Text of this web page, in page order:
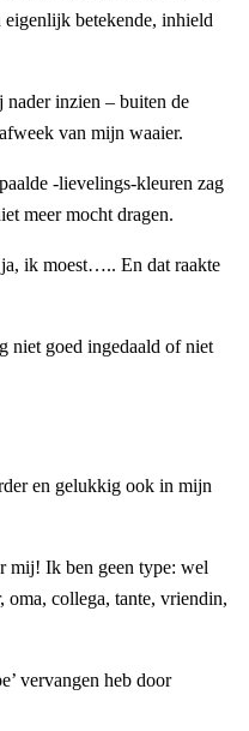
eigenlijk betekende, inhield
inzien – buiten de
van mijn waaier.
-lievelings-kleuren zag
meer mocht dragen.
ja, ik moest….. En dat raakte
niet goed ingedaald of niet
en gelukkig ook in mijn
mij! Ik ben geen type: wel
oma, collega, tante, vriendin,
vervangen heb door